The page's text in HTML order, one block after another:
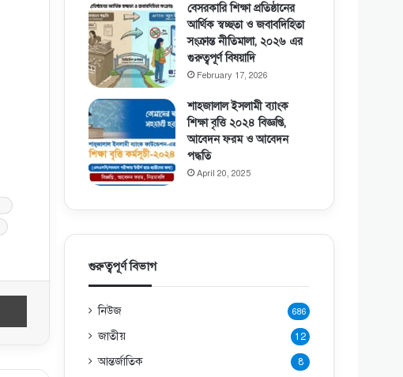
Print
বেসরকারি শিক্ষা প্রতিষ্ঠানের
আর্থিক স্বচ্ছতা ও জবাবদিহিতা
সংক্রান্ত নীতিমালা, ২০২৬ এর
গুরুত্বপূর্ণ বিষয়াদি
February 17, 2026
শাহজালাল ইসলামী ব্যাংক
শিক্ষা বৃত্তি ২০২৪ বিজ্ঞপ্তি,
আবেদন ফরম ও আবেদন
পদ্ধতি
April 20, 2025
গুরুত্বপূর্ণ বিভাগ
নিউজ 686
জাতীয় 12
আন্তর্জাতিক 8